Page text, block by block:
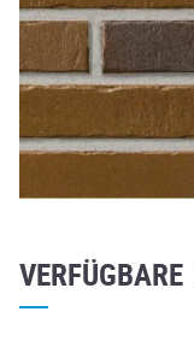
VERFÜGBARE